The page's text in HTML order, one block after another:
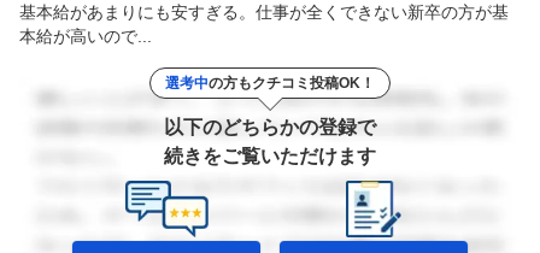
基本給があまりにも安すぎる。仕事が全くできない新卒の方が基
本給が高いので...
選考中の方もクチコミ投稿OK！
以下のどちらかの登録で
続きをご覧いただけます